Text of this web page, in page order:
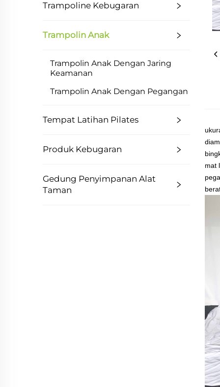
Trampoline Kebugaran
Trampolin Anak
Trampolin Anak Dengan Jaring
Keamanan
Trampolin Anak Dengan Pegangan
Tempat Latihan Pilates
Produk Kebugaran
Gedung Penyimpanan Alat
Taman
mat